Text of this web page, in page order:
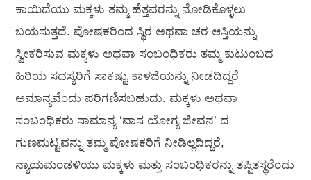
ಕಾಯಿದೆಯು ಮಕ್ಕಳು ತಮ್ಮ ಹೆತ್ತವರನ್ನು ನೋಡಿಕೊಳ್ಳಲು
ಬಯಸುತ್ತದೆ. ಪೋಷಕರಿಂದ ಸ್ಥಿರ ಅಥವಾ ಚರ ಆಸ್ತಿಯನ್ನು
ಸ್ವೀಕರಿಸುವ ಮಕ್ಕಳು ಅಥವಾ ಸಂಬಂಧಿಕರು ತಮ್ಮ ಕುಟುಂಬದ
ಹಿರಿಯ ಸದಸ್ಯರಿಗೆ ಸಾಕಷ್ಟು ಕಾಳಜಿಯನ್ನು ನೀಡದಿದ್ದರೆ
ಅಮಾನ್ಯವೆಂದು ಪರಿಗಣಿಸಬಹುದು. ಮಕ್ಕಳು ಅಥವಾ
ಸಂಬಂಧಿಕರು ಸಾಮಾನ್ಯ ‘ವಾಸ ಯೋಗ್ಯ ಜೀವನ’ ದ
ಗುಣಮಟ್ಟವನ್ನು ತಮ್ಮ ಪೋಷಕರಿಗೆ ನೀಡಿಲ್ಲದಿದ್ದರೆ,
ನ್ಯಾಯಮಂಡಳಿಯು ಮಕ್ಕಳು ಮತ್ತು ಸಂಬಂಧಿಕರನ್ನು ತಪ್ಪಿತಸ್ಥರೆಂದು